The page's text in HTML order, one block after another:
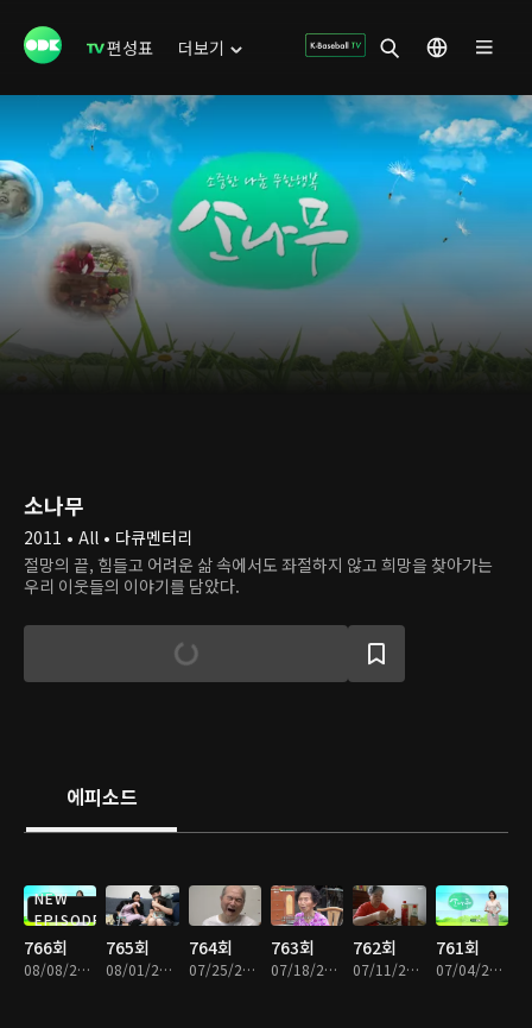
편성표 더보기
소나무
2011 • All • 다큐멘터리
절망의 끝, 힘들고 어려운 삶 속에서도 좌절하지 않고 희망을 찾아가는
우리 이웃들의 이야기를 담았다.
에피소드
NEW
EPISODE
766회
08/08/2026 • 49분
765회
08/01/2026 • 48분
764회
07/25/2026 • 48분
763회
07/18/2026 • 49분
762회
07/11/2026 • 48분
761회
07/04/2026 • 49분